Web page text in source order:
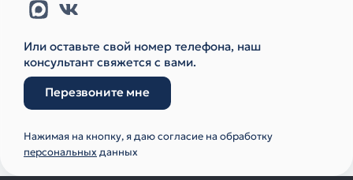
Или оставьте свой номер телефона, наш
консультант свяжется с вами.
Перезвоните мне
Нажимая на кнопку, я даю согласие на обработку
персональныхданных